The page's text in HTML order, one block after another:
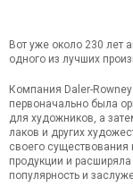
Вот уже около 230 лет
одного из лучших
Компания Daler-
первоначально была
для художников, а
лаков и других
своего
продукции и
популярность и